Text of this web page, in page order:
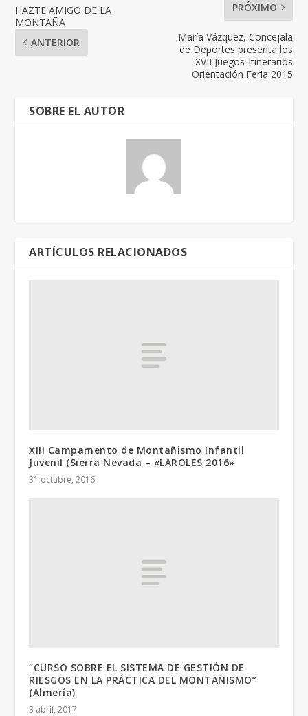
HAZTE AMIGO DE LA
MONTAÑA
ANTERIOR
PRÓXIMO
María Vázquez, Concejala
de Deportes presenta los
XVII Juegos-Itinerarios
Orientación Feria 2015
SOBRE EL AUTOR
ARTÍCULOS RELACIONADOS
XIII Campamento de Montañismo Infantil
Juvenil (Sierra Nevada – «LAROLES 2016»
31 octubre, 2016
“CURSO SOBRE EL SISTEMA DE GESTIÓN DE
RIESGOS EN LA PRÁCTICA DEL MONTAÑISMO”
(Almería)
3 abril, 2017